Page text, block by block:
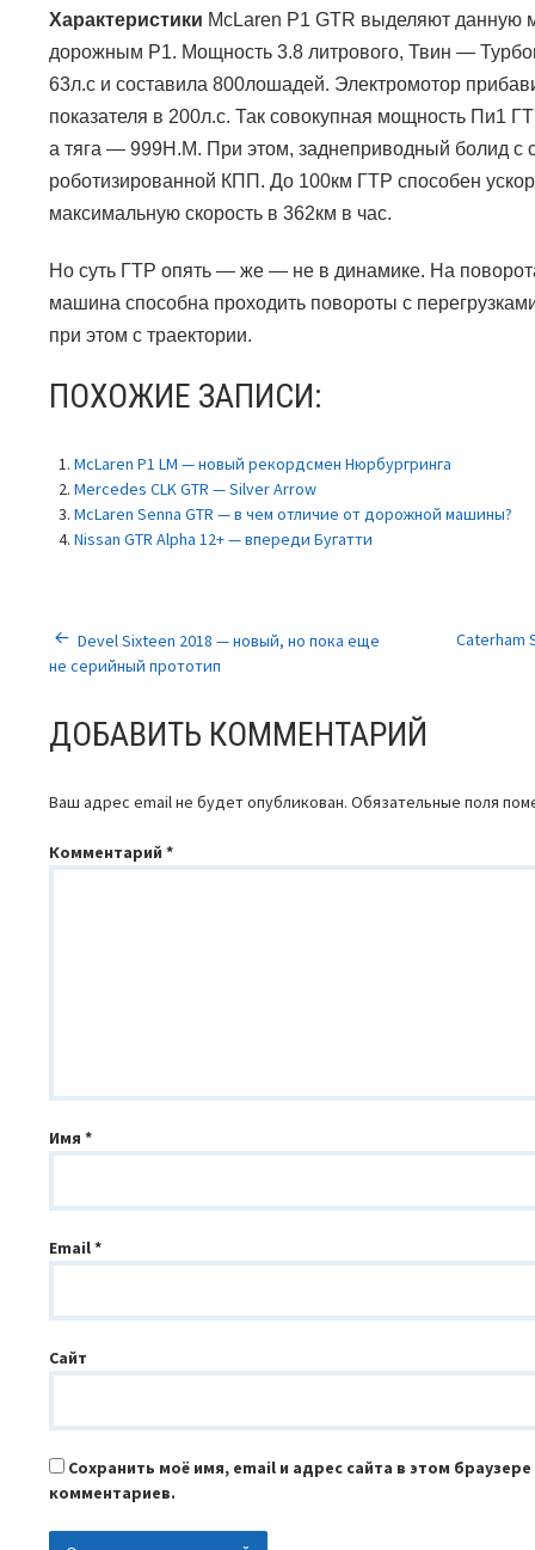
Характеристики McLaren P1 GTR выделяют данную
дорожным P1. Мощность 3.8 литрового, Твин —
63л.с и составила 800лошадей. Электромотор
показателя в 200л.с. Так совокупная мощность Пи1
а тяга — 999Н.М. При этом, заднеприводный болид с
роботизированной КПП. До 100км ГТР способен
максимальную скорость в 362км в час.
Но суть ГТР опять — же — не в динамике. На
машина способна проходить повороты с
при этом с траектории.
ПОХОЖИЕ ЗАПИСИ:
McLaren P1 LM — новый рекордсмен Нюрбургринга
Mercedes CLK GTR — Silver Arrow
McLaren Senna GTR — в чем отличие от дорожной машины?
Nissan GTR Alpha 12+ — впереди Бугатти
НАВИГАЦИЯ
ЗАПИСЯМ
Devel Sixteen 2018 — новый, но пока еще
не серийный прототип
Caterham
ДОБАВИТЬ КОММЕНТАРИЙ
Ваш адрес email не будет опубликован. Обязательные поля
Комментарий*
Имя*
Email*
Сайт
Сохранить моё имя, email и адрес сайта в этом
комментариев.